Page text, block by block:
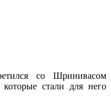
со Шринивасом
стали для него